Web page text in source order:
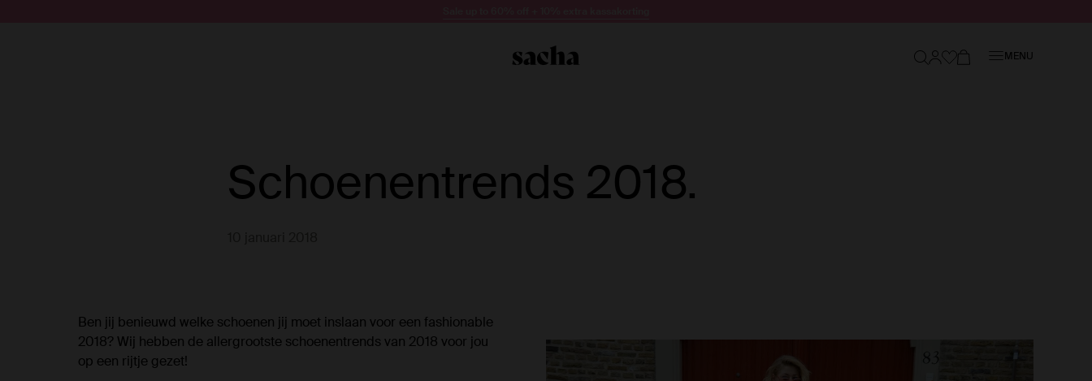
MENU
Schoenentrends 2018.
Ben jij benieuwd welke schoenen jij moet inslaan voor een fashionable
2018? Wij hebben de allergrootste schoenentrends van 2018 voor jou
op een rijtje gezet!